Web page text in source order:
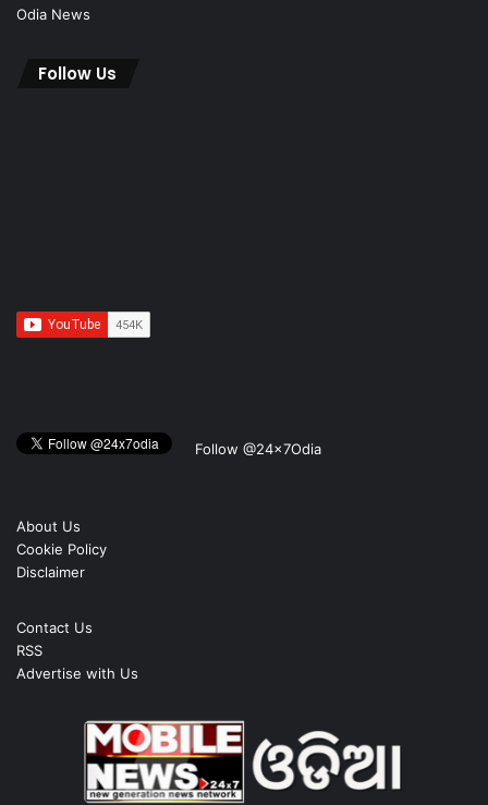
Odia News
Follow Us
Follow @24x7Odia
About Us
Cookie Policy
Disclaimer
Contact Us
RSS
Advertise with Us